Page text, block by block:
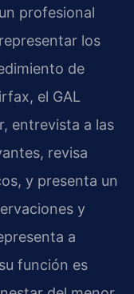
profesional
los
de
el GAL
entrevista a las
revisa
y presenta un
y
a
función es